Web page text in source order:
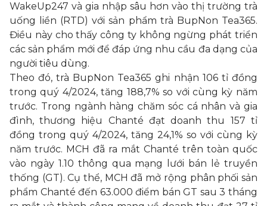
WakeUp247 và gia nhập sâu hơn vào thị trường trà
uống liền (RTD) với sản phẩm trà BupNon Tea365.
Điều này cho thấy công ty không ngừng phát triển
các sản phẩm mới để đáp ứng nhu cầu đa dạng của
người tiêu dùng.
Theo đó, trà BupNon Tea365 ghi nhận 106 tỉ đồng
trong quý 4/2024, tăng 188,7% so với cùng kỳ năm
trước. Trong ngành hàng chăm sóc cá nhân và gia
đình, thương hiệu Chanté đạt doanh thu 157 tỉ
đồng trong quý 4/2024, tăng 24,1% so với cùng kỳ
năm trước. MCH đã ra mắt Chanté trên toàn quốc
vào ngày 1.10 thông qua mạng lưới bán lẻ truyền
thống (GT). Cụ thể, MCH đã mở rộng phân phối sản
phẩm Chanté đến 63.000 điểm bán GT sau 3 tháng